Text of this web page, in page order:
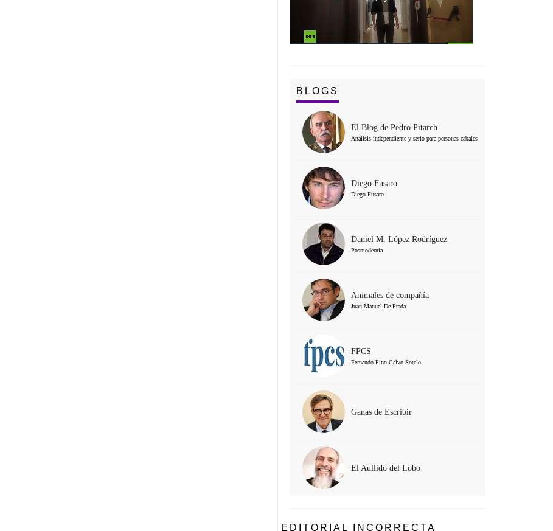
BLOGS
El Blog de Pedro Pitarch
Análisis independiente y serio para personas cabales
Diego Fusaro
Diego Fusaro
Daniel M. López Rodríguez
Posmodernia
Animales de compañía
Juan Manuel De Prada
FPCS
Fernando Pino Calvo Sotelo
Ganas de Escribir
El Aullido del Lobo
EDITORIAL INCORRECTA